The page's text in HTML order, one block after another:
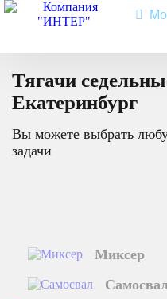
Shacman X6000
Миксер
Самосвал
Седельный тягач
Shacman X6000
Типы:
Назначение: для перевозки
Тягачи
Екатеринбург
Вы можете выбрать
задачи
Миксер